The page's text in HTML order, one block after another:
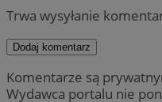
Trwa wysyłanie
Dodaj komentarz
Komentarze są
Wydawca portalu nie